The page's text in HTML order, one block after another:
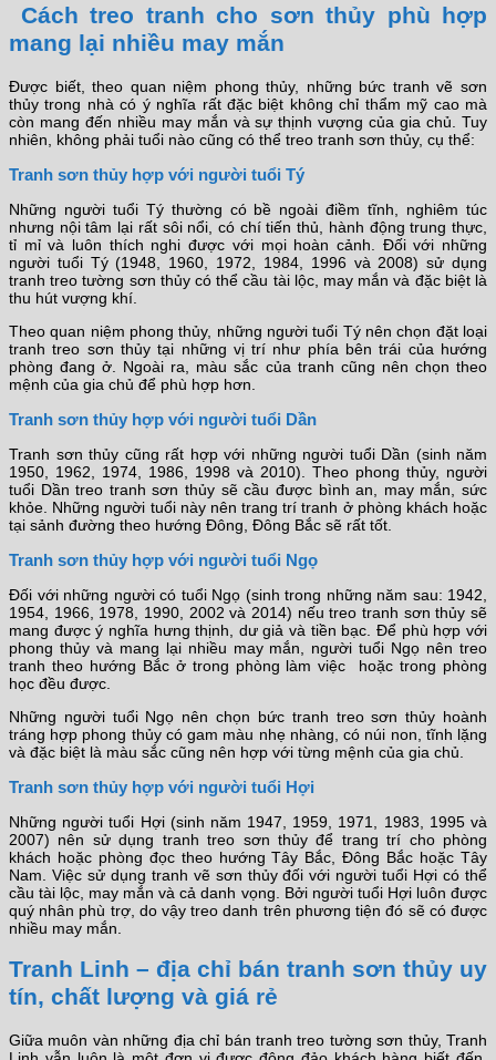
Cách treo tranh cho sơn thủy phù hợp
mang lại nhiều may mắn
Được biết, theo quan niệm phong thủy, những bức tranh vẽ sơn
thủy trong nhà có ý nghĩa rất đặc biệt không chỉ thẩm mỹ cao mà
còn mang đến nhiều may mắn và sự thịnh vượng của gia chủ. Tuy
nhiên, không phải tuổi nào cũng có thể treo tranh sơn thủy, cụ thể:
Tranh sơn thủy hợp với người tuổi Tý
Những người tuổi Tý thường có bề ngoài điềm tĩnh, nghiêm túc
nhưng nội tâm lại rất sôi nổi, có chí tiến thủ, hành động trung thực,
tỉ mỉ và luôn thích nghi được với mọi hoàn cảnh. Đối với những
người tuổi Tý (1948, 1960, 1972, 1984, 1996 và 2008) sử dụng
tranh treo tường sơn thủy có thể cầu tài lộc, may mắn và đặc biệt là
thu hút vượng khí.
Theo quan niệm phong thủy, những người tuổi Tý nên chọn đặt loại
tranh treo sơn thủy tại những vị trí như phía bên trái của hướng
phòng đang ở. Ngoài ra, màu sắc của tranh cũng nên chọn theo
mệnh của gia chủ để phù hợp hơn.
Tranh sơn thủy hợp với người tuổi Dần
Tranh sơn thủy cũng rất hợp với những người tuổi Dần (sinh năm
1950, 1962, 1974, 1986, 1998 và 2010). Theo phong thủy, người
tuổi Dần treo tranh sơn thủy sẽ cầu được bình an, may mắn, sức
khỏe. Những người tuổi này nên trang trí tranh ở phòng khách hoặc
tại sảnh đường theo hướng Đông, Đông Bắc sẽ rất tốt.
Tranh sơn thủy hợp với người tuổi Ngọ
Đối với những người có tuổi Ngọ (sinh trong những năm sau: 1942,
1954, 1966, 1978, 1990, 2002 và 2014) nếu treo tranh sơn thủy sẽ
mang được ý nghĩa hưng thịnh, dư giả và tiền bạc. Để phù hợp với
phong thủy và mang lại nhiều may mắn, người tuổi Ngọ nên treo
tranh theo hướng Bắc ở trong phòng làm việc hoặc trong phòng
học đều được.
Những người tuổi Ngọ nên chọn bức tranh treo sơn thủy hoành
tráng hợp phong thủy có gam màu nhẹ nhàng, có núi non, tĩnh lặng
và đặc biệt là màu sắc cũng nên hợp với từng mệnh của gia chủ.
Tranh sơn thủy hợp với người tuổi Hợi
Những người tuổi Hợi (sinh năm 1947, 1959, 1971, 1983, 1995 và
2007) nên sử dụng tranh treo sơn thủy để trang trí cho phòng
khách hoặc phòng đọc theo hướng Tây Bắc, Đông Bắc hoặc Tây
Nam. Việc sử dụng tranh vẽ sơn thủy đối với người tuổi Hợi có thể
cầu tài lộc, may mắn và cả danh vọng. Bởi người tuổi Hợi luôn được
quý nhân phù trợ, do vậy treo danh trên phương tiện đó sẽ có được
nhiều may mắn.
Tranh Linh – địa chỉ bán tranh sơn thủy uy
tín, chất lượng và giá rẻ
Giữa muôn vàn những địa chỉ bán tranh treo tường sơn thủy, Tranh